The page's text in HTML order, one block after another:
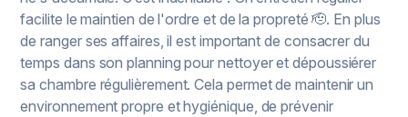
facilite le maintien de l'ordre et de la propreté 🫡. En plus
de ranger ses affaires, il est important de consacrer du
temps dans son planning pour nettoyer et dépoussiérer
sa chambre régulièrement. Cela permet de maintenir un
environnement propre et hygiénique, de prévenir